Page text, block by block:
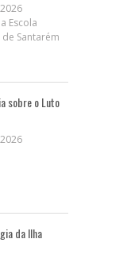
Escola
Santarém
sobre o Luto
da Ilha